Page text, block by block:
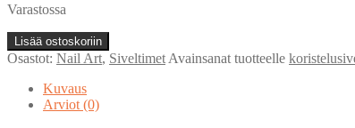
Varastossa
Pro
Art
Donatello
Lisää ostoskoriin
Osastot: Nail Art, Siveltimet Avainsanat tuotteelle
Kuvaus
Arviot (0)